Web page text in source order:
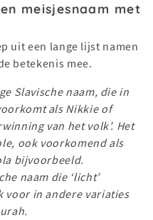
meisjesnaam met
uit een lange lijst namen
betekenis mee.
Slavische naam, die in
als Nikkie of
van het volk’. Het
ook voorkomend als
bijvoorbeeld.
naam die ‘licht’
voor in andere variaties